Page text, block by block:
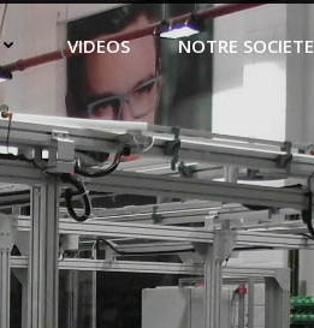
VIDEOS NOTRE SOCIETE